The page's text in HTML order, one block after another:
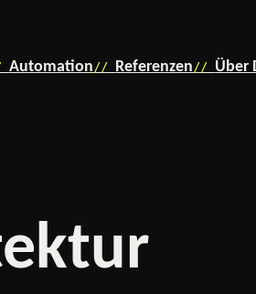
Automation Referenzen Über